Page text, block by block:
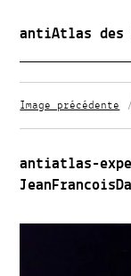
antiAtlas
Image précédente
antiatlas-